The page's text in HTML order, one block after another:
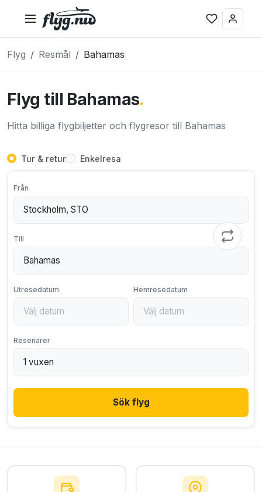
Flyg Resmål Bahamas
Flyg till Bahamas.
Hitta billiga flygbiljetter och flygresor till Bahamas
Tur & retur Enkelresa
Från
Till
Utresedatum Hemresedatum
Resenärer
Sök flyg